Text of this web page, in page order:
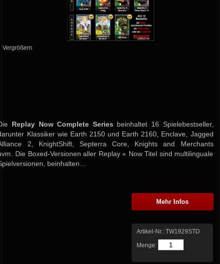
Vergrößern
Replay Now Complete Series beinhaltet 16 Spielebestseller,
Klassiker wie Earth 2150 und Earth 2160, Enclave, Jagged
2, KnightShift, Septerra Core, Knights and Merchants
Die Boxed-Versionen aller Replay « Now Titel sind multilinguale
beinhalten...
Mehr Infos
Artikel-Nr.: TW1929STD
Menge: